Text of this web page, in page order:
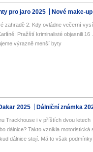
pro jaro 2025 Nové make-
zahradě 2: Kdy ovládne večerní
Pražští kriminalisté objasnili 16
výrazně menší byty
2025 Dálniční známka
Trackhouse i v příštích dvou letech
dálnice? Takto vznikla motoristická
dálnice stojí. Má to však podmínky